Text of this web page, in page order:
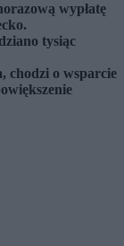
wypłatę
tysiąc
chodzi o wsparcie